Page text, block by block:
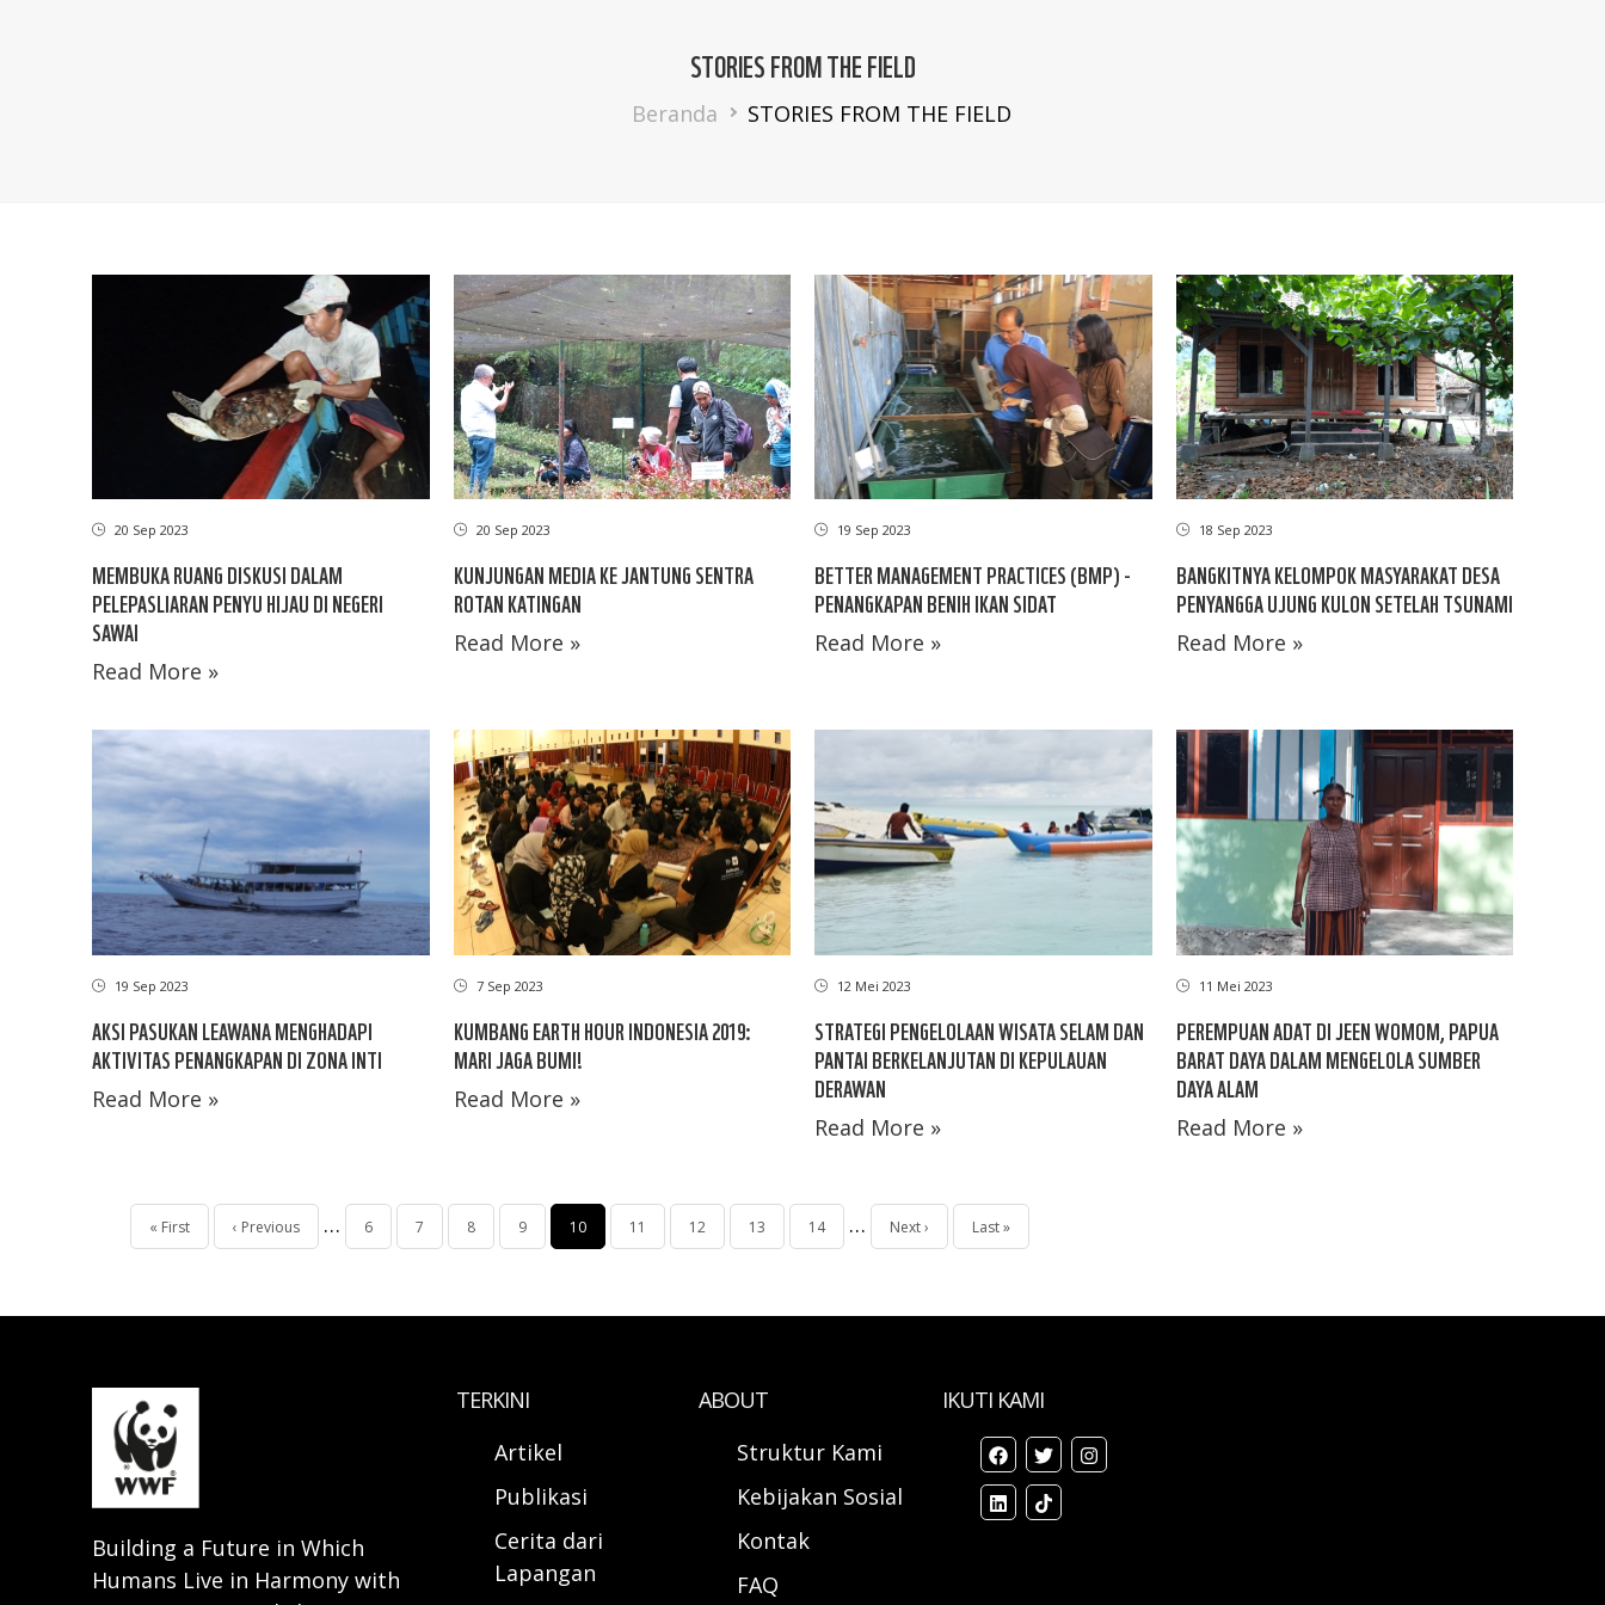
STORIES FROM THE FIELD
Breadcrumb
Beranda STORIES FROM THE FIELD
20 Sep 2023
MEMBUKA RUANG DISKUSI DALAM
PELEPASLIARAN PENYU HIJAU DI NEGERI
SAWAI
Read More »
20 Sep 2023
KUNJUNGAN MEDIA KE JANTUNG SENTRA
ROTAN KATINGAN
Read More »
19 Sep 2023
BETTER MANAGEMENT PRACTICES (BMP) -
PENANGKAPAN BENIH IKAN SIDAT
Read More »
18 Sep 2023
BANGKITNYA KELOMPOK MASYARAKAT DESA
PENYANGGA UJUNG KULON SETELAH TSUNAMI
Read More »
19 Sep 2023
AKSI PASUKAN LEAWANA MENGHADAPI
AKTIVITAS PENANGKAPAN DI ZONA INTI
Read More »
7 Sep 2023
KUMBANG EARTH HOUR INDONESIA 2019:
MARI JAGA BUMI!
Read More »
12 Mei 2023
STRATEGI PENGELOLAAN WISATA SELAM DAN
PANTAI BERKELANJUTAN DI KEPULAUAN
DERAWAN
Read More »
11 Mei 2023
PEREMPUAN ADAT DI JEEN WOMOM, PAPUA
BARAT DAYA DALAM MENGELOLA SUMBER
DAYA ALAM
Read More »
PaginationFirst
« First Halaman
‹ Previous … Page
6 Page
7 Page
8 Page
9 Halaman
10 Page
11 Page
12 Page
13 Page
14 … Halaman
Next › Last
Last »
Building a Future in Which
Humans Live in Harmony with
TERKINI
Artikel
Publikasi
Cerita dari
Lapangan
ABOUT
Struktur Kami
Kebijakan Sosial
Kontak
FAQ
IKUTI KAMI